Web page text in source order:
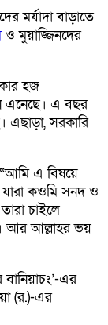
মর্যাদা বাড়াতে
ও মুয়াজ্জিনদের
হজ
এনেছে। এ বছর
এছাড়া, সরকারি
“আমি এ বিষয়ে
কওমি সনদ ও
চাইলে
আর আল্লাহর ভয়
এর
(র.)-এর